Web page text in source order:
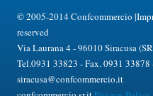
© 2005-2014 Confcommercio
reserved
Via Laurana 4 - 96010 Siracusa
Tel.0931 33823 - Fax. 0931
siracusa@confcommercio.it